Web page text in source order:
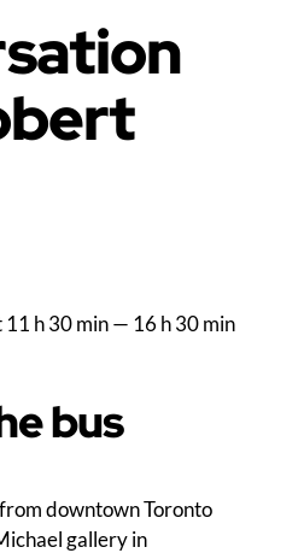
h 30 min— 16 h 30 min
bus
downtown Toronto
gallery in